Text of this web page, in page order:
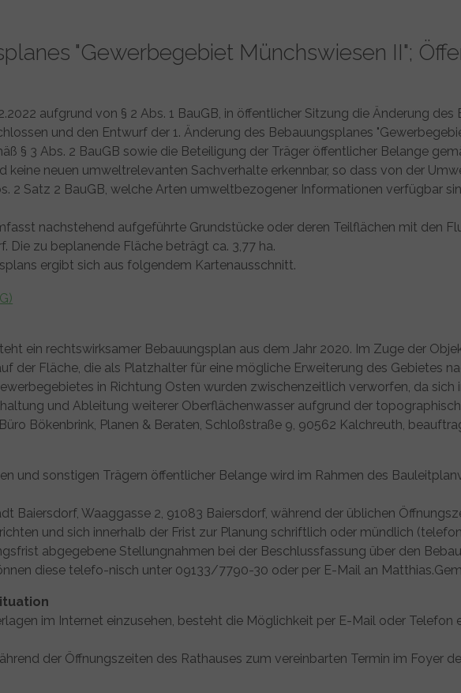
"Gewerbegebiet Münchswiesen II";
aufgrund von § 2 Abs. 1 BauGB, in öffentlicher Sitzung die Änderung
und den Entwurf der 1. Änderung des Bebauungsplanes
§ 3 Abs. 2 BauGB sowie die Beteiligung der Träger öffentlicher Belange
keine neuen umweltrelevanten Sachverhalte erkennbar, so dass von der
2 Satz 2 BauGB, welche Arten umweltbezogener Informationen verfügbar
nachstehend aufgeführte Grundstücke oder deren Teilflächen mit den
zu beplanende Fläche beträgt ca. 3,77 ha.
ergibt sich aus folgendem Kartenausschnitt.
ein rechtswirksamer Bebauungsplan aus dem Jahr 2020. Im Zuge der
der Fläche, die als Platzhalter für eine mögliche Erweiterung des Gebietes
in Richtung Osten wurden zwischenzeitlich verworfen, da
und Ableitung weiterer Oberflächenwasser aufgrund der
Bökenbrink, Planen & Beraten, Schloßstraße 9, 90562 Kalchreuth,
und sonstigen Trägern öffentlicher Belange wird im Rahmen des
Baiersdorf, Waaggasse 2, 91083 Baiersdorf, während der üblichen
und sich innerhalb der Frist zur Planung schriftlich oder mündlich
abgegebene Stellungnahmen bei der Beschlussfassung über den
diese telefo-nisch unter 09133/7790-30 oder per E-Mail an
im Internet einzusehen, besteht die Möglichkeit per E-Mail oder Telefon
der Öffnungszeiten des Rathauses zum vereinbarten Termin im Foyer